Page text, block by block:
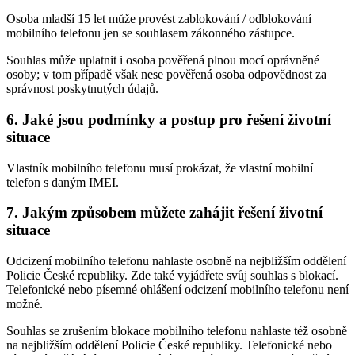
Osoba mladší 15 let může provést zablokování / odblokování
mobilního telefonu jen se souhlasem zákonného zástupce.
Souhlas může uplatnit i osoba pověřená plnou mocí oprávněné
osoby; v tom případě však nese pověřená osoba odpovědnost za
správnost poskytnutých údajů.
6. Jaké jsou podmínky a postup pro řešení životní
situace
Vlastník mobilního telefonu musí prokázat, že vlastní mobilní
telefon s daným IMEI.
7. Jakým způsobem můžete zahájit řešení životní
situace
Odcizení mobilního telefonu nahlaste osobně na nejbližším oddělení
Policie České republiky. Zde také vyjádřete svůj souhlas s blokací.
Telefonické nebo písemné ohlášení odcizení mobilního telefonu není
možné.
Souhlas se zrušením blokace mobilního telefonu nahlaste též osobně
na nejbližším oddělení Policie České republiky. Telefonické nebo